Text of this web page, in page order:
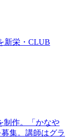
新栄・CLUB
制作。「かなや
集。講師はグラ